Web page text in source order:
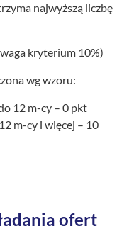
najwyższą liczbę
kryterium 10%)
wg wzoru:
12 m-cy – 0 pkt
m-cy i więcej – 10
ofert